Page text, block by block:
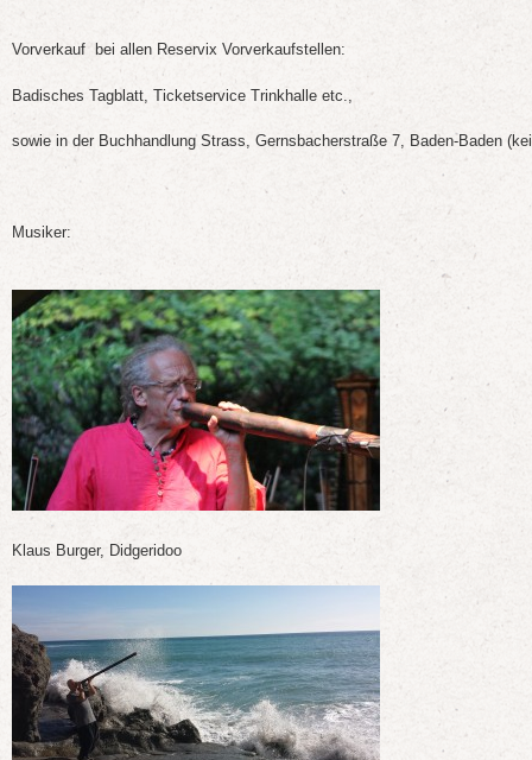
Vorverkauf bei allen Reservix Vorverkaufstellen:
Badisches Tagblatt, Ticketservice Trinkhalle etc.,
sowie in der Buchhandlung Strass, Gernsbacherstraße 7, Baden-Baden
Musiker:
Klaus Burger, Didgeridoo